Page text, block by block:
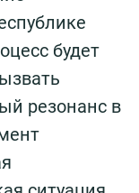
будет
резонанс в